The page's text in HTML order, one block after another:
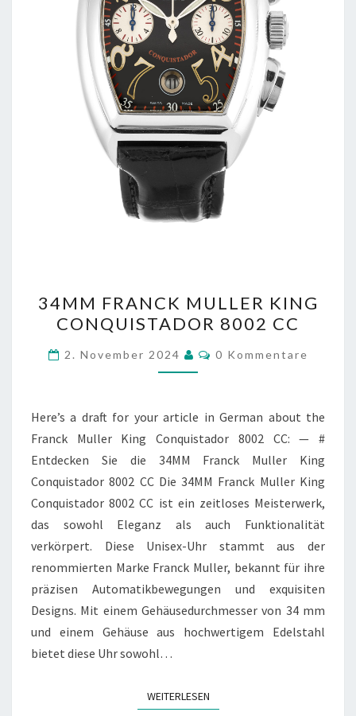
FRANCK
MULLER
KING
CONQUISTADOR
CC
34MM FRANCK MULLER KING
CONQUISTADOR 8002 CC
2. November 2024 Kommentare
0 Kommentare
Here’s a draft for your article in German about the
Franck Muller King Conquistador 8002 CC: — #
Entdecken Sie die 34MM Franck Muller King
Conquistador 8002 CC Die 34MM Franck Muller King
Conquistador 8002 CC ist ein zeitloses Meisterwerk,
das sowohl Eleganz als auch Funktionalität
verkörpert. Diese Unisex-Uhr stammt aus der
renommierten Marke Franck Muller, bekannt für ihre
präzisen Automatikbewegungen und exquisiten
Designs. Mit einem Gehäusedurchmesser von 34 mm
und einem Gehäuse aus hochwertigem Edelstahl
bietet diese Uhr sowohl…
WEITERLESENWEITERLESEN